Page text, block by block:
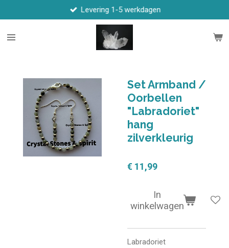
direct
naar
Levering 1-5 werkdagen
Set Armband /
Oorbellen
"Labradoriet"
hang
zilverkleurig
€ 11,99
In
winkelwagen
Labradoriet